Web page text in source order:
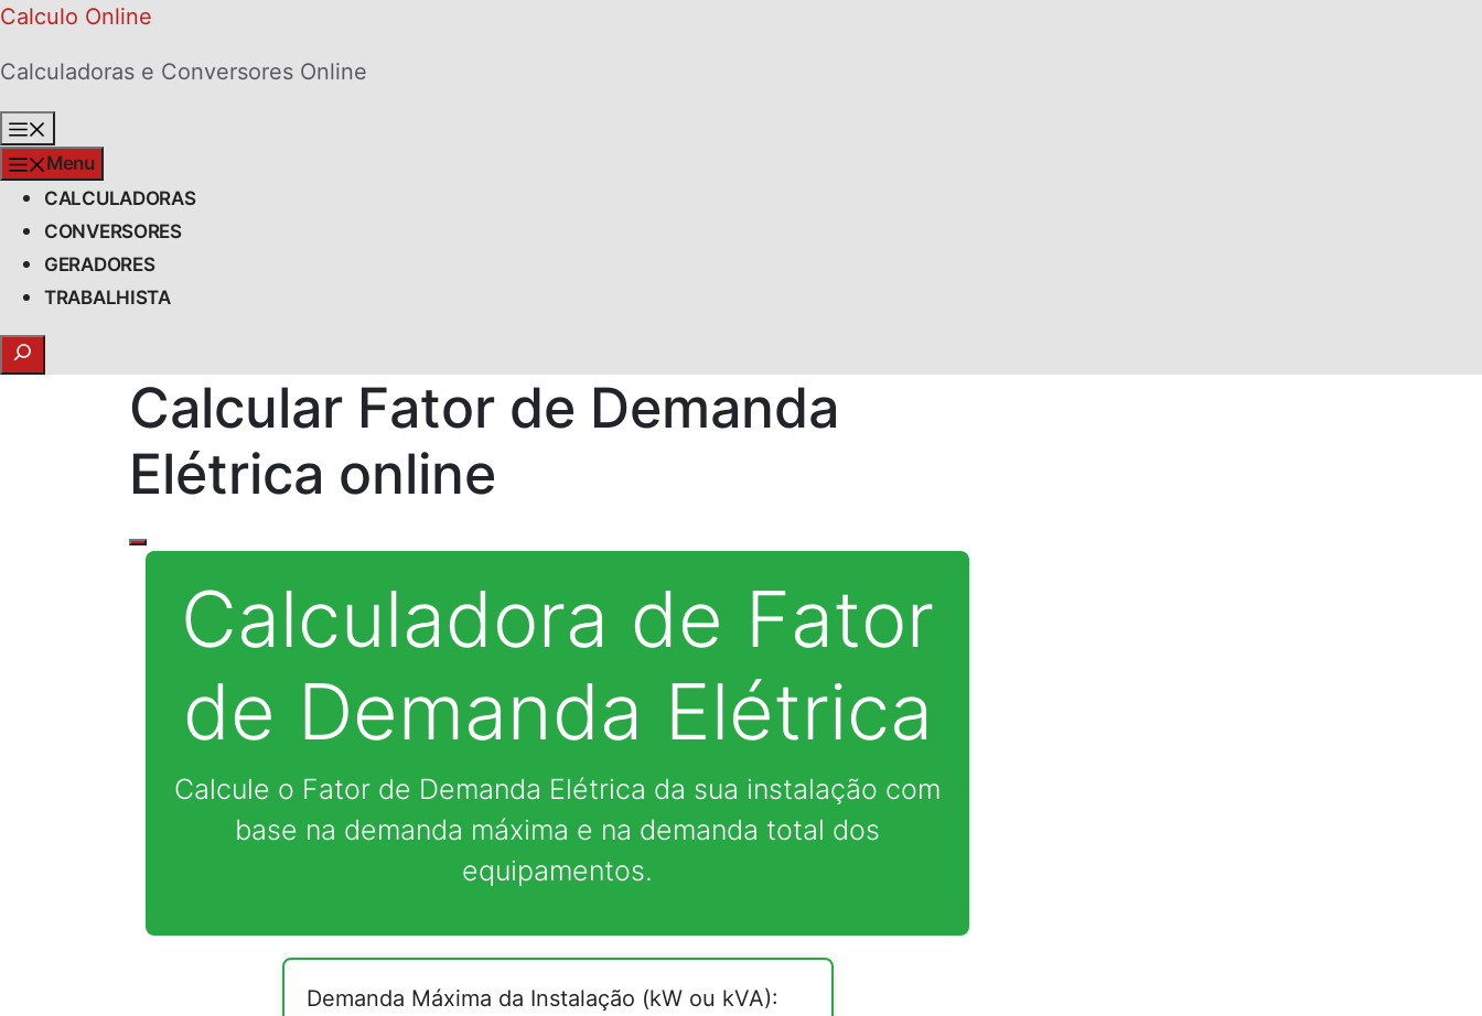
Skip
content
Calculo Online
Calculadoras e Conversores Online
Menu
CALCULADORAS
CONVERSORES
GERADORES
TRABALHISTA
Search
Calcular Fator de Demanda
Elétrica online
Calculadora de Fator
de Demanda Elétrica
Calcule o Fator de Demanda Elétrica da sua instalação com
base na demanda máxima e na demanda total dos
equipamentos.
Demanda Máxima da Instalação (kW ou kVA):